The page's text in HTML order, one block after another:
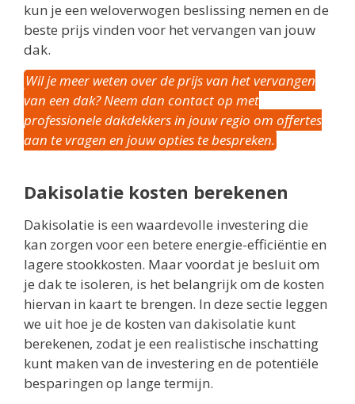
kun je een weloverwogen beslissing nemen en de
beste prijs vinden voor het vervangen van jouw
dak.
Wil je meer weten over de prijs van het vervangen
van een dak? Neem dan contact op met
professionele dakdekkers in jouw regio om offertes
aan te vragen en jouw opties te bespreken.
Dakisolatie kosten berekenen
Dakisolatie is een waardevolle investering die
kan zorgen voor een betere energie-efficiëntie en
lagere stookkosten. Maar voordat je besluit om
je dak te isoleren, is het belangrijk om de kosten
hiervan in kaart te brengen. In deze sectie leggen
we uit hoe je de kosten van dakisolatie kunt
berekenen, zodat je een realistische inschatting
kunt maken van de investering en de potentiële
besparingen op lange termijn.